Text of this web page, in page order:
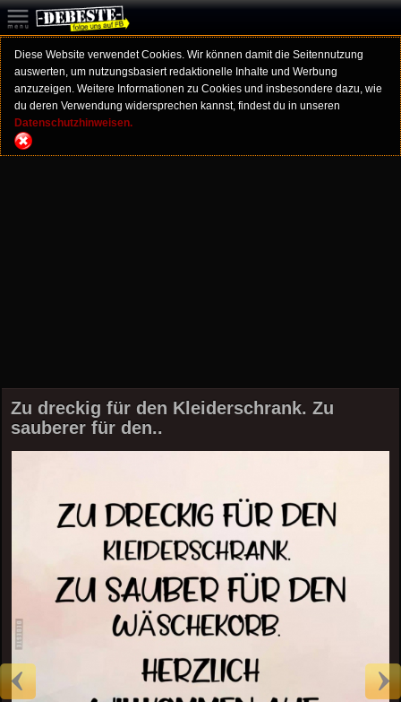
Diese Website verwendet Cookies. Wir können damit die Seitennutzung
auswerten, um nutzungsbasiert redaktionelle Inhalte und Werbung
anzuzeigen. Weitere Informationen zu Cookies und insbesondere dazu, wie
du deren Verwendung widersprechen kannst, findest du in unseren
Datenschutzhinweisen.
Zu dreckig für den Kleiderschrank. Zu
sauberer für den..